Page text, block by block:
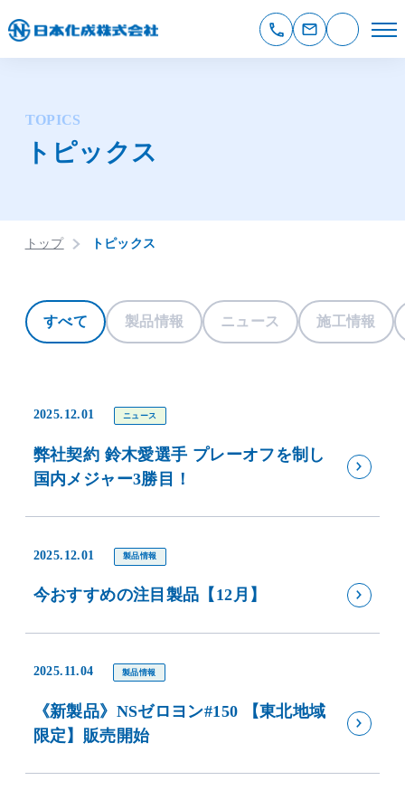
TOPICS
トピックス
トップ トピックス
すべて 製品情報 ニュース 施工情報
2025.12.01 ニュース
弊社契約 鈴木愛選手 プレーオフを制し
国内メジャー3勝目！
2025.12.01 製品情報
今おすすめの注目製品【12月】
2025.11.04 製品情報
《新製品》NSゼロヨン#150 【東北地域
限定】販売開始